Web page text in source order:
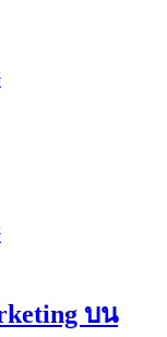
บน